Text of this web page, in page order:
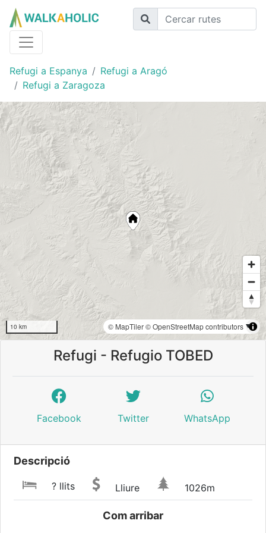
Refugi a Espanya
Refugi a Aragó
Refugi a Zaragoza
10 km © MapTiler© OpenStreetMap contributors
Refugi - Refugio TOBED
Facebook Twitter WhatsApp
Descripció
? llits Lliure 1026m
Com arribar